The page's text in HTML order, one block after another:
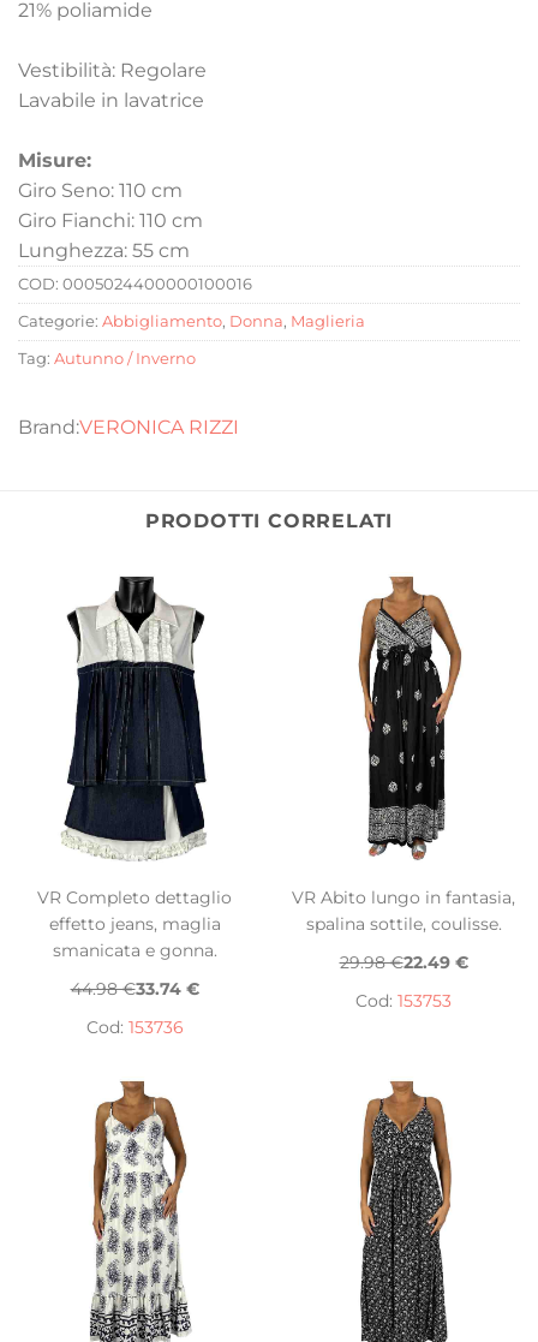
21% poliamide
Vestibilità: Regolare
Lavabile in lavatrice
Misure:
Giro Seno: 110 cm
Giro Fianchi: 110 cm
Lunghezza: 55 cm
COD: 0005024400000100016
Categorie: Abbigliamento, Donna, Maglieria
Tag: Autunno / Inverno
VERONICA RIZZI
PRODOTTI CORRELATI
VR Completo dettaglio
effetto jeans, maglia
smanicata e gonna.
44.98 €33.74 €
Cod: 153736
VR Abito lungo in fantasia,
spalina sottile, coulisse.
29.98 €22.49 €
Cod: 153753